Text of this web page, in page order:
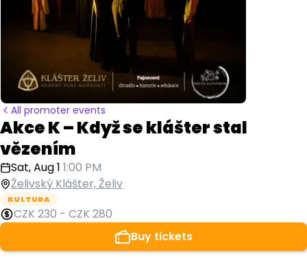
All promoter events
Akce K – Když se klášter stal
vězením
Sat, Aug 1 1:00 PM
Želivský Klášter, Želiv
KULTURA
CZK 230 - CZK 280
Buy tickets